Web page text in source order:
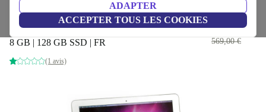
ADAPTER
ACCEPTER TOUS LES COOKIES
Apple MacBook Air 2014 | 11.6"
| i7-4650U
8 GB | 128 GB SSD | FR
(1 avis)
499,00 €
569,00 €